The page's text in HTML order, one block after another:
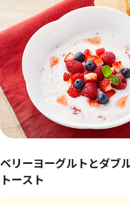
ベリーヨーグルトとダブ
トースト